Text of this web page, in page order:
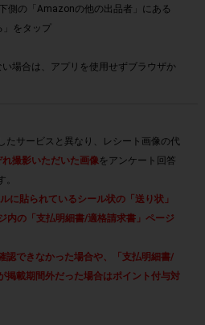
側の「Amazonの他の出品者」にある
」をタップ
場合は、アプリを使用せずブラウザか
たサービスと異なり、レシート画像の代
れ撮影いただいた画像をアンケート回答
に貼られているシール状の「送り状」
の「支払明細書/適格請求書」ページ
認できなかった場合や、「支払明細書/
掲載期間外だった場合はポイント付与対